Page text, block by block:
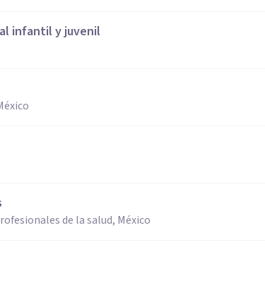
infantil y juvenil
de la salud, México